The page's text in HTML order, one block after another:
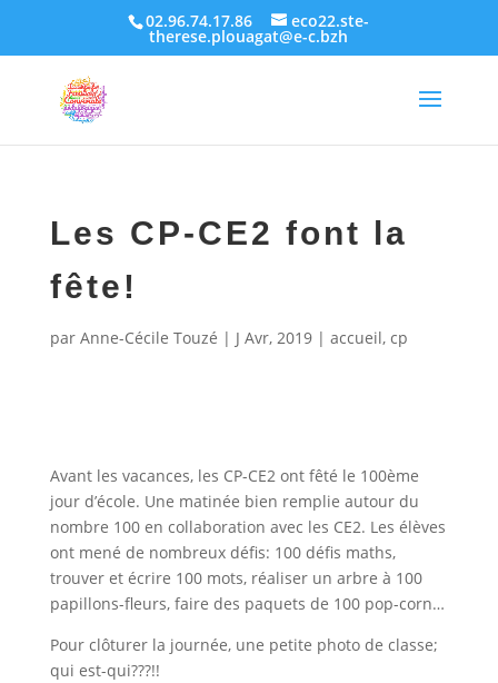
02.96.74.17.86 eco22.ste-
therese.plouagat@e-c.bzh
Les CP-CE2 font la
fête!
par Anne-Cécile Touzé | J Avr, 2019| accueil, cp
Avant les vacances, les CP-CE2 ont fêté le 100ème
jour d’école. Une matinée bien remplie autour du
nombre 100 en collaboration avec les CE2. Les élèves
ont mené de nombreux défis: 100 défis maths,
trouver et écrire 100 mots, réaliser un arbre à 100
papillons-fleurs, faire des paquets de 100 pop-corn…
Pour clôturer la journée, une petite photo de classe;
qui est-qui???!!